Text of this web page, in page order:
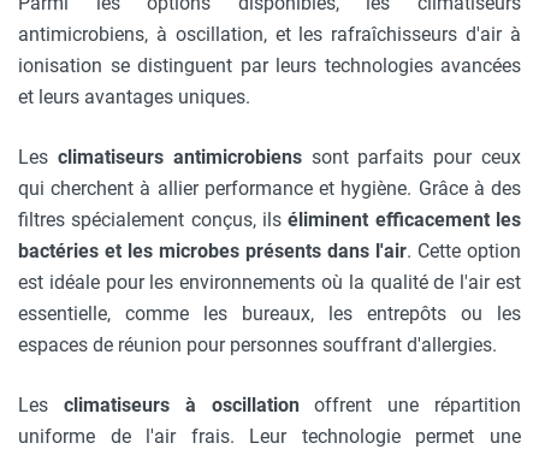
antimicrobiens, à oscillation, et les rafraîchisseurs d'air à
ionisation se distinguent par leurs technologies avancées
et leurs avantages uniques.
Les climatiseurs antimicrobienssont parfaits pour ceux
qui cherchent à allier performance et hygiène. Grâce à des
filtres spécialement conçus, ilséliminent efficacement les
bactéries et les microbes présents dans l'air. Cette option
est idéale pour les environnements où la qualité de l'air est
essentielle, comme les bureaux, les entrepôts ou les
espaces de réunion pour personnes souffrant d'allergies.
Les climatiseurs à oscillationoffrent une répartition
uniforme de l'air frais. Leur technologie permet une